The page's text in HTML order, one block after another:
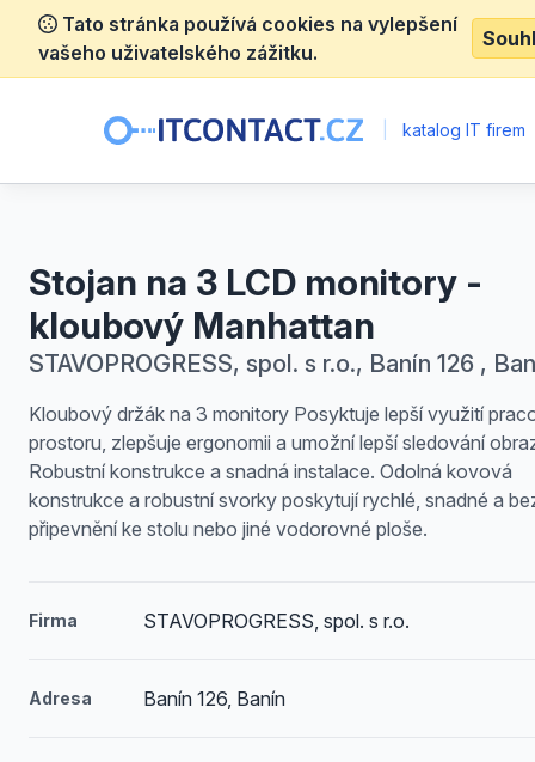
Tato stránka používá cookies na vylepšení
vašeho uživatelského zážitku.
katalog IT firem
Stojan na 3 LCD monitory -
kloubový Manhattan
STAVOPROGRESS, spol. s r.o., Banín 126 ,
Kloubový držák na 3 monitory Posyktuje lepší využití
prostoru, zlepšuje ergonomii a umožní lepší sledování
Robustní konstrukce a snadná instalace. Odolná kovová
konstrukce a robustní svorky poskytují rychlé, snadné a
připevnění ke stolu nebo jiné vodorovné ploše.
Firma STAVOPROGRESS, spol. s r.o.
Adresa Banín 126, Banín